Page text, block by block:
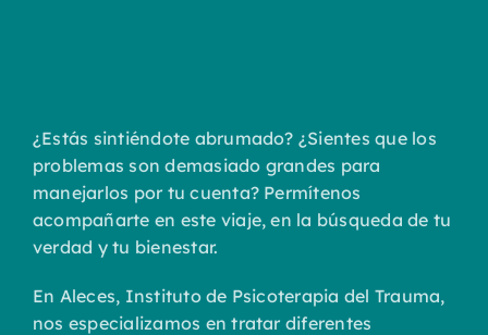
¿Estás sintiéndote abrumado? ¿Sientes que los
problemas son demasiado grandes para
manejarlos por tu cuenta? Permítenos
acompañarte en este viaje, en la búsqueda de tu
verdad y tu bienestar.
En Aleces, Instituto de Psicoterapia del Trauma,
nos especializamos en tratar diferentes